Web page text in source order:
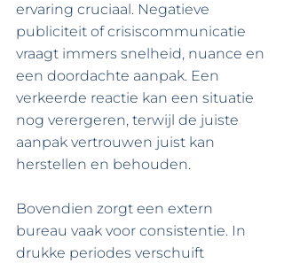
ervaring cruciaal. Negatieve
publiciteit of crisiscommunicatie
vraagt immers snelheid, nuance en
een doordachte aanpak. Een
verkeerde reactie kan een situatie
nog verergeren, terwijl de juiste
aanpak vertrouwen juist kan
herstellen en behouden.
Bovendien zorgt een extern
bureau vaak voor consistentie. In
drukke periodes verschuift